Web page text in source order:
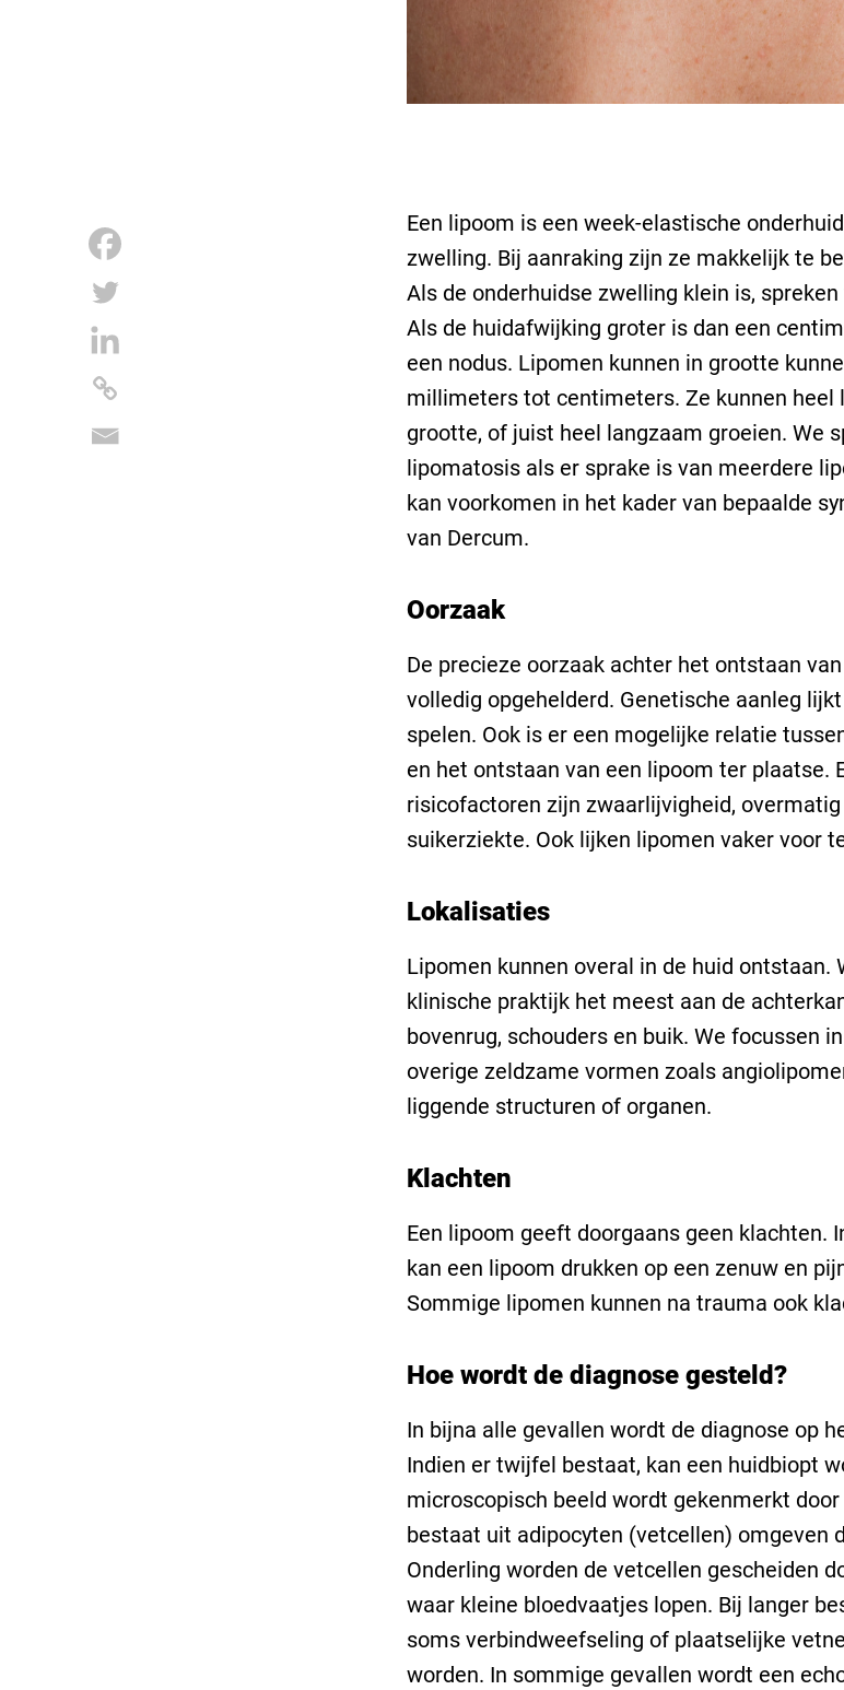
Een lipoom is een week-elastische
zwelling. Bij aanraking zijn ze makkelijk te
Als de onderhuidse zwelling klein is,
Als de huidafwijking groter is dan een
een nodus. Lipomen kunnen in grootte
millimeters tot centimeters. Ze kunnen heel
grootte, of juist heel langzaam groeien. We
lipomatosis als er sprake is van meerdere
kan voorkomen in het kader van bepaalde
van Dercum.
Oorzaak
De precieze oorzaak achter het ontstaan
volledig opgehelderd. Genetische aanleg
spelen. Ook is er een mogelijke relatie
en het ontstaan van een lipoom ter plaatse.
risicofactoren zijn zwaarlijvigheid,
suikerziekte. Ook lijken lipomen vaker voor
Lokalisaties
Lipomen kunnen overal in de huid ontstaan.
klinische praktijk het meest aan de
bovenrug, schouders en buik. We focussen
overige zeldzame vormen zoals
liggende structuren of organen.
Klachten
Een lipoom geeft doorgaans geen klachten.
kan een lipoom drukken op een zenuw en
Sommige lipomen kunnen na trauma ook
Hoe wordt de diagnose gesteld?
In bijna alle gevallen wordt de diagnose op
Indien er twijfel bestaat, kan een huidbiopt
microscopisch beeld wordt gekenmerkt
bestaat uit adipocyten (vetcellen) omgeven
Onderling worden de vetcellen gescheiden
waar kleine bloedvaatjes lopen. Bij langer
soms verbindweefseling of plaatselijke
worden. In sommige gevallen wordt een